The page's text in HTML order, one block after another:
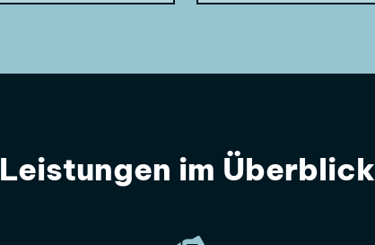
Leistungen im Überblick